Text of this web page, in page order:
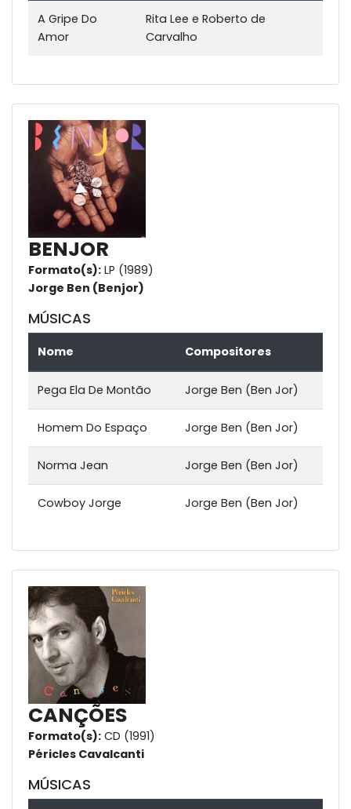
A Gripe Do
Amor
Rita Lee e Roberto de
Carvalho
BENJOR
Formato(s): LP (1989)
Jorge Ben (Benjor)
MÚSICAS
Nome Compositores
Pega Ela De Montão Jorge Ben (Ben Jor)
Homem Do Espaço Jorge Ben (Ben Jor)
Norma Jean Jorge Ben (Ben Jor)
Cowboy Jorge Jorge Ben (Ben Jor)
CANÇÕES
Formato(s): CD (1991)
Péricles Cavalcanti
MÚSICAS